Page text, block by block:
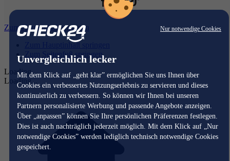
Nur notwendige Cookies
Unvergleichlich lecker
Mit dem Klick auf „geht klar” ermöglichen Sie uns Ihnen über
Cookies ein verbessertes Nutzungserlebnis zu servieren und dieses
kontinuierlich zu verbessern. So können wir Ihnen bei unseren
Partnern personalisierte Werbung und passende Angebote anzeigen.
Über „anpassen” können Sie Ihre persönlichen Präferenzen festlegen.
Dies ist auch nachträglich jederzeit möglich. Mit dem Klick auf „Nur
notwendige Cookies” werden lediglich technisch notwendige Cookies
gespeichert.
Zum Hauptinhalt springen
Zum Hauptinhalt springen
Zum Seitenfuß springen
Loading...
Loading...